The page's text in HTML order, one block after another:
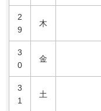
2
9
木
3
0
金
3
1
土